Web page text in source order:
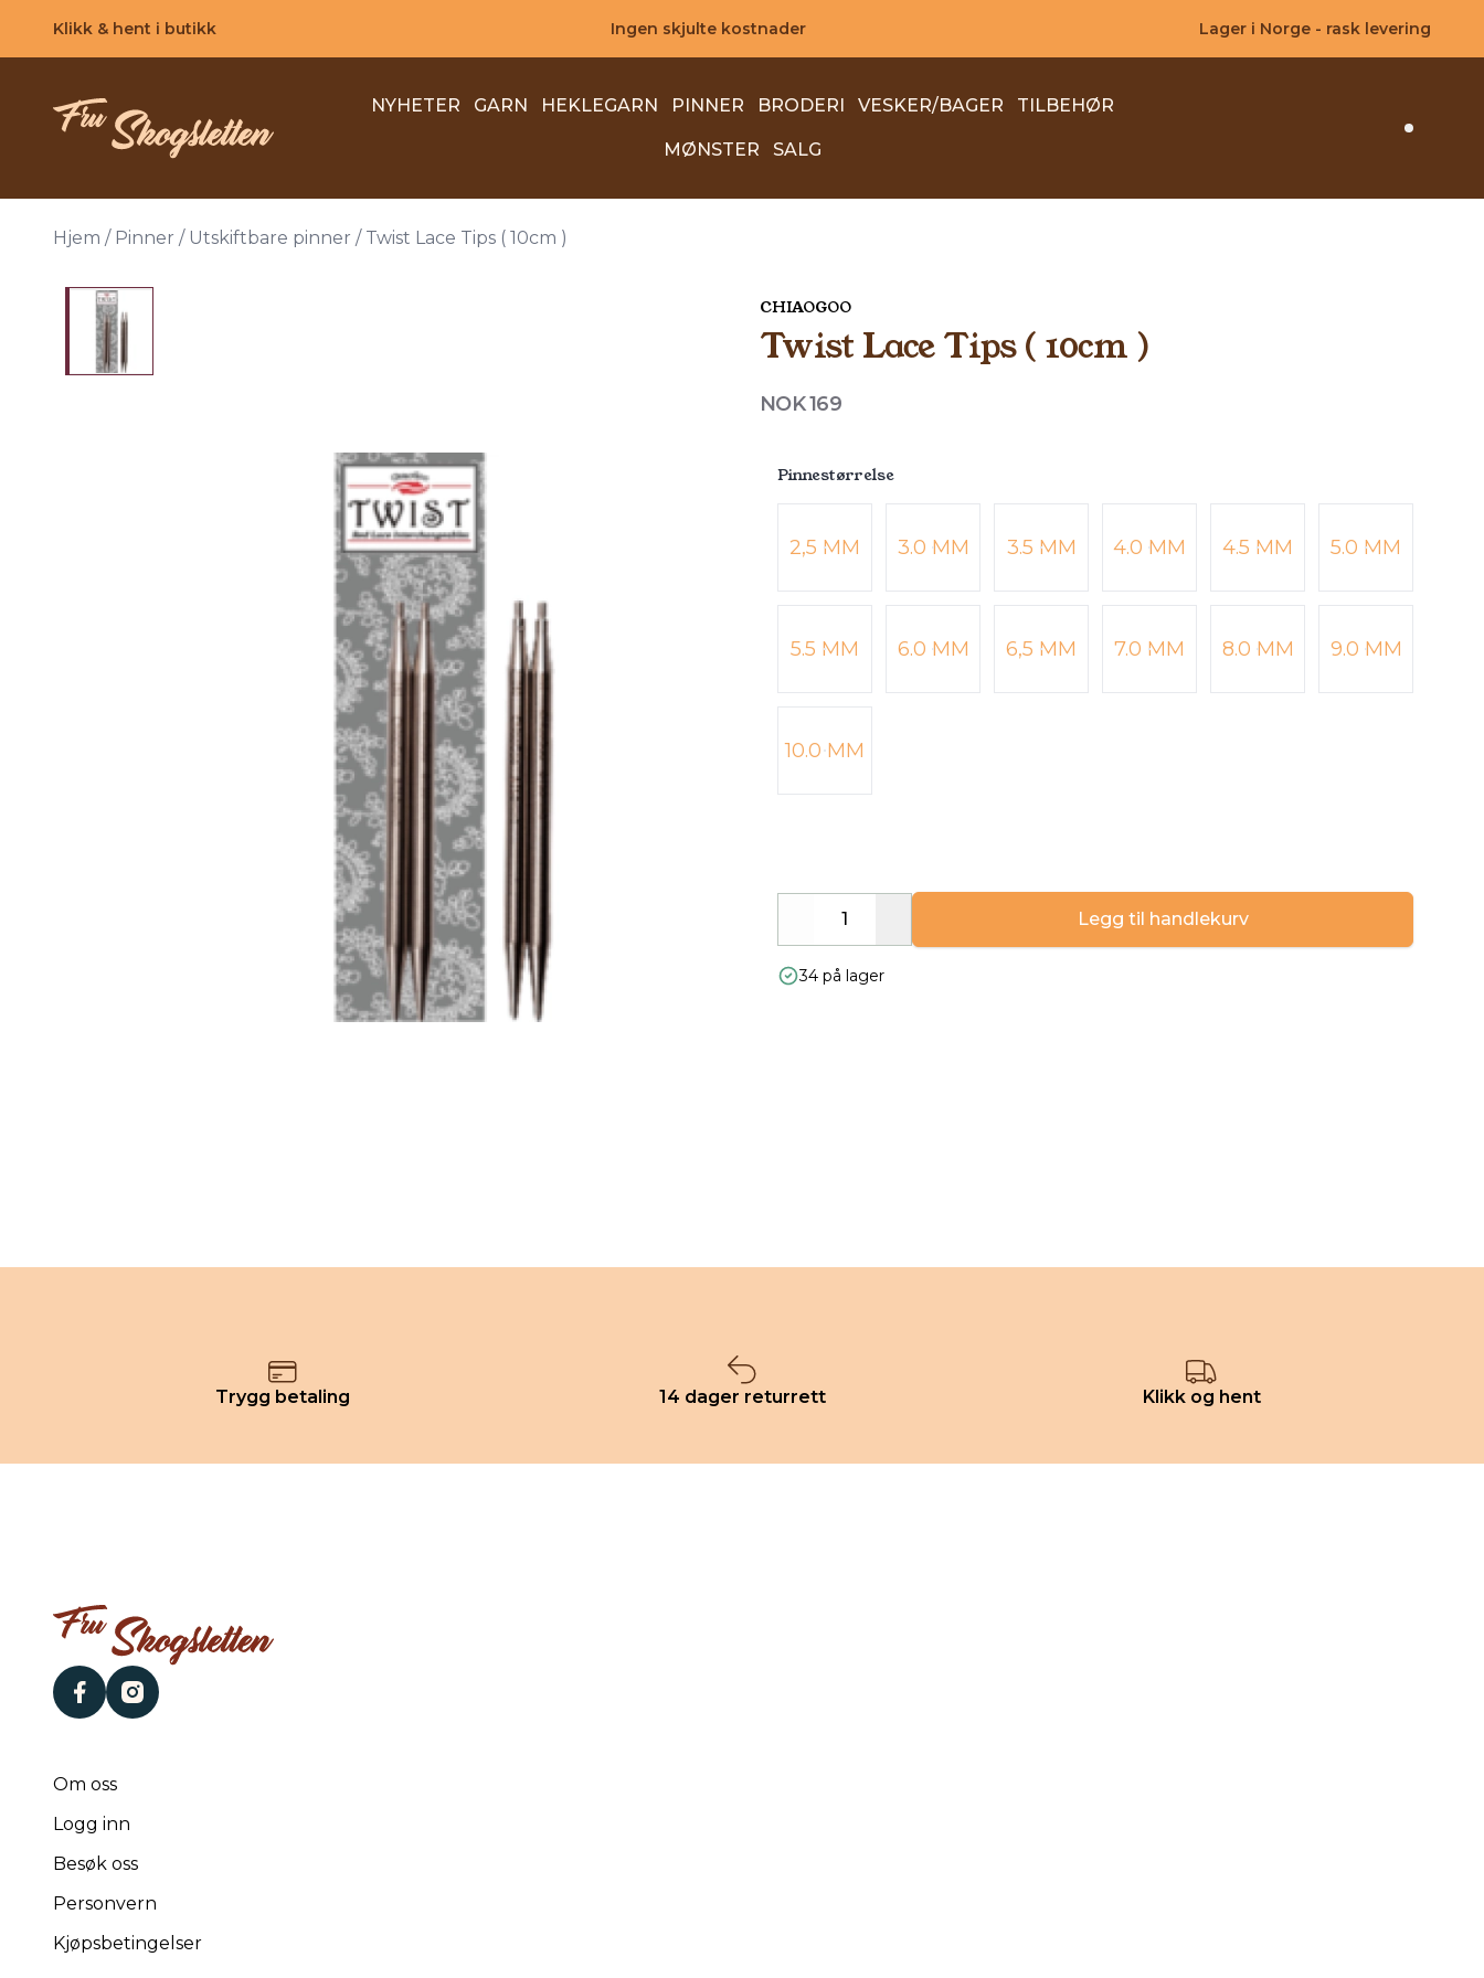
Klikk & hent i butikk Ingen skjulte kostnader Lager i Norge - rask levering
NYHETER GARN HEKLEGARN PINNER BRODERI VESKER/BAGER TILBEHØR
MØNSTER SALG Search
Hjem / Pinner / Utskiftbare pinner / Twist Lace Tips ( 10cm )
CHIAOGOO
Twist Lace Tips ( 10cm )
Produktdetaljer
NOK 169
Pinnestørrelse
Velg en Pinnestørrelse
2,5 MM 3.0 MM 3.5 MM 4.0 MM 4.5 MM 5.0 MM
5.5 MM 6.0 MM 6,5 MM 7.0 MM 8.0 MM 9.0 MM
10.0 MM
Decrease
Legg til handlekurv
34 på lager
Trygg betaling 14 dager returrett Klikk og hent
facebookinstagram
Om oss
Logg inn
Besøk oss
Personvern
Kjøpsbetingelser